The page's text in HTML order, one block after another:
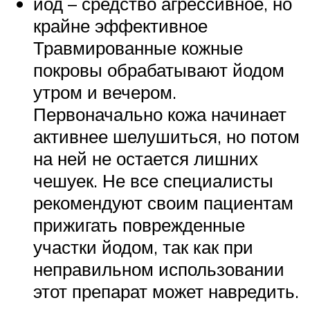
крайне эффективное
Травмированные кожные
покровы обрабатывают йодом
утром и вечером.
Первоначально кожа начинает
активнее шелушиться, но потом
на ней не остается лишних
чешуек. Не все специалисты
рекомендуют своим пациентам
прижигать поврежденные
участки йодом, так как при
неправильном использовании
этот препарат может навредить.